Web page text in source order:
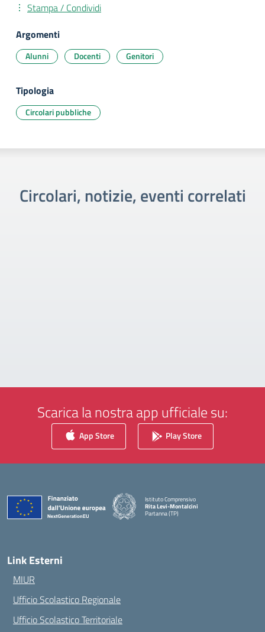
Stampa / Condividi
Argomenti
Alunni Docenti Genitori
Tipologia
Circolari pubbliche
Circolari, notizie, eventi correlati
Scarica la nostra app ufficiale su:
App Store Play Store
Istituto Comprensivo
Rita Levi-Montalcini
Partanna (TP)
Link Esterni
MIUR
Ufficio Scolastico Regionale
Ufficio Scolastico Territoriale